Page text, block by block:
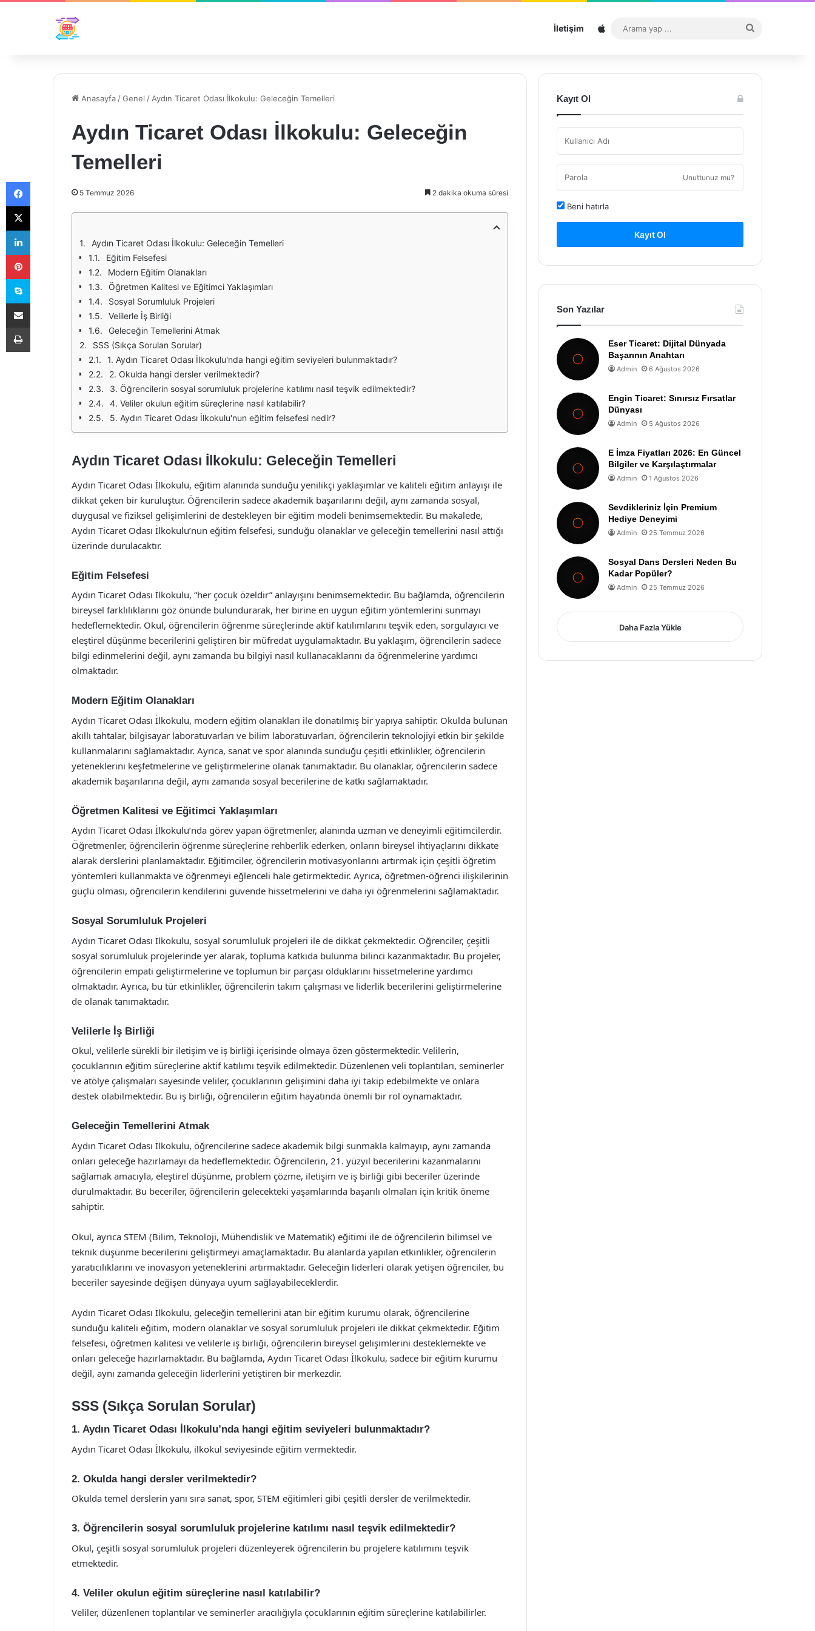
İletişim Sitemap
...
Anasayfa /Genel / Aydın Ticaret Odası İlkokulu: Geleceğin Temelleri
Aydın Ticaret Odası İlkokulu: Geleceğin
Temelleri
5 Temmuz 2026 2 dakika okuma süresi
Aydın Ticaret Odası İlkokulu: Geleceğin Temelleri
Eğitim Felsefesi
Modern Eğitim Olanakları
Öğretmen Kalitesi ve Eğitimci Yaklaşımları
Sosyal Sorumluluk Projeleri
Velilerle İş Birliği
Geleceğin Temellerini Atmak
SSS (Sıkça Sorulan Sorular)
1. Aydın Ticaret Odası İlkokulu'nda hangi eğitim seviyeleri bulunmaktadır?
2. Okulda hangi dersler verilmektedir?
3. Öğrencilerin sosyal sorumluluk projelerine katılımı nasıl teşvik edilmektedir?
4. Veliler okulun eğitim süreçlerine nasıl katılabilir?
5. Aydın Ticaret Odası İlkokulu'nun eğitim felsefesi nedir?
Aydın Ticaret Odası İlkokulu: Geleceğin Temelleri
Aydın Ticaret Odası İlkokulu, eğitim alanında sunduğu yenilikçi yaklaşımlar ve kaliteli eğitim anlayışı ile
dikkat çeken bir kuruluştur. Öğrencilerin sadece akademik başarılarını değil, aynı zamanda sosyal,
duygusal ve fiziksel gelişimlerini de destekleyen bir eğitim modeli benimsemektedir. Bu makalede,
Aydın Ticaret Odası İlkokulu’nun eğitim felsefesi, sunduğu olanaklar ve geleceğin temellerini nasıl attığı
üzerinde durulacaktır.
Eğitim Felsefesi
Aydın Ticaret Odası İlkokulu, “her çocuk özeldir” anlayışını benimsemektedir. Bu bağlamda, öğrencilerin
bireysel farklılıklarını göz önünde bulundurarak, her birine en uygun eğitim yöntemlerini sunmayı
hedeflemektedir. Okul, öğrencilerin öğrenme süreçlerinde aktif katılımlarını teşvik eden, sorgulayıcı ve
eleştirel düşünme becerilerini geliştiren bir müfredat uygulamaktadır. Bu yaklaşım, öğrencilerin sadece
bilgi edinmelerini değil, aynı zamanda bu bilgiyi nasıl kullanacaklarını da öğrenmelerine yardımcı
olmaktadır.
Modern Eğitim Olanakları
Aydın Ticaret Odası İlkokulu, modern eğitim olanakları ile donatılmış bir yapıya sahiptir. Okulda bulunan
akıllı tahtalar, bilgisayar laboratuvarları ve bilim laboratuvarları, öğrencilerin teknolojiyi etkin bir şekilde
kullanmalarını sağlamaktadır. Ayrıca, sanat ve spor alanında sunduğu çeşitli etkinlikler, öğrencilerin
yeteneklerini keşfetmelerine ve geliştirmelerine olanak tanımaktadır. Bu olanaklar, öğrencilerin sadece
akademik başarılarına değil, aynı zamanda sosyal becerilerine de katkı sağlamaktadır.
Öğretmen Kalitesi ve Eğitimci Yaklaşımları
Aydın Ticaret Odası İlkokulu’nda görev yapan öğretmenler, alanında uzman ve deneyimli eğitimcilerdir.
Öğretmenler, öğrencilerin öğrenme süreçlerine rehberlik ederken, onların bireysel ihtiyaçlarını dikkate
alarak derslerini planlamaktadır. Eğitimciler, öğrencilerin motivasyonlarını artırmak için çeşitli öğretim
yöntemleri kullanmakta ve öğrenmeyi eğlenceli hale getirmektedir. Ayrıca, öğretmen-öğrenci ilişkilerinin
güçlü olması, öğrencilerin kendilerini güvende hissetmelerini ve daha iyi öğrenmelerini sağlamaktadır.
Sosyal Sorumluluk Projeleri
Aydın Ticaret Odası İlkokulu, sosyal sorumluluk projeleri ile de dikkat çekmektedir. Öğrenciler, çeşitli
sosyal sorumluluk projelerinde yer alarak, topluma katkıda bulunma bilinci kazanmaktadır. Bu projeler,
öğrencilerin empati geliştirmelerine ve toplumun bir parçası olduklarını hissetmelerine yardımcı
olmaktadır. Ayrıca, bu tür etkinlikler, öğrencilerin takım çalışması ve liderlik becerilerini geliştirmelerine
de olanak tanımaktadır.
Velilerle İş Birliği
Okul, velilerle sürekli bir iletişim ve iş birliği içerisinde olmaya özen göstermektedir. Velilerin,
çocuklarının eğitim süreçlerine aktif katılımı teşvik edilmektedir. Düzenlenen veli toplantıları, seminerler
ve atölye çalışmaları sayesinde veliler, çocuklarının gelişimini daha iyi takip edebilmekte ve onlara
destek olabilmektedir. Bu iş birliği, öğrencilerin eğitim hayatında önemli bir rol oynamaktadır.
Geleceğin Temellerini Atmak
Aydın Ticaret Odası İlkokulu, öğrencilerine sadece akademik bilgi sunmakla kalmayıp, aynı zamanda
onları geleceğe hazırlamayı da hedeflemektedir. Öğrencilerin, 21. yüzyıl becerilerini kazanmalarını
sağlamak amacıyla, eleştirel düşünme, problem çözme, iletişim ve iş birliği gibi beceriler üzerinde
durulmaktadır. Bu beceriler, öğrencilerin gelecekteki yaşamlarında başarılı olmaları için kritik öneme
sahiptir.
Okul, ayrıca STEM (Bilim, Teknoloji, Mühendislik ve Matematik) eğitimi ile de öğrencilerin bilimsel ve
teknik düşünme becerilerini geliştirmeyi amaçlamaktadır. Bu alanlarda yapılan etkinlikler, öğrencilerin
yaratıcılıklarını ve inovasyon yeteneklerini artırmaktadır. Geleceğin liderleri olarak yetişen öğrenciler, bu
beceriler sayesinde değişen dünyaya uyum sağlayabileceklerdir.
Aydın Ticaret Odası İlkokulu, geleceğin temellerini atan bir eğitim kurumu olarak, öğrencilerine
sunduğu kaliteli eğitim, modern olanaklar ve sosyal sorumluluk projeleri ile dikkat çekmektedir. Eğitim
felsefesi, öğretmen kalitesi ve velilerle iş birliği, öğrencilerin bireysel gelişimlerini desteklemekte ve
onları geleceğe hazırlamaktadır. Bu bağlamda, Aydın Ticaret Odası İlkokulu, sadece bir eğitim kurumu
değil, aynı zamanda geleceğin liderlerini yetiştiren bir merkezdir.
SSS (Sıkça Sorulan Sorular)
1. Aydın Ticaret Odası İlkokulu’nda hangi eğitim seviyeleri bulunmaktadır?
Aydın Ticaret Odası İlkokulu, ilkokul seviyesinde eğitim vermektedir.
2. Okulda hangi dersler verilmektedir?
Okulda temel derslerin yanı sıra sanat, spor, STEM eğitimleri gibi çeşitli dersler de verilmektedir.
3. Öğrencilerin sosyal sorumluluk projelerine katılımı nasıl teşvik edilmektedir?
Okul, çeşitli sosyal sorumluluk projeleri düzenleyerek öğrencilerin bu projelere katılımını teşvik
etmektedir.
4. Veliler okulun eğitim süreçlerine nasıl katılabilir?
Veliler, düzenlenen toplantılar ve seminerler aracılığıyla çocuklarının eğitim süreçlerine katılabilirler.
Kayıt Ol
Unuttunuz mu?
Beni hatırla
Kayıt Ol
Son Yazılar
Eser Ticaret: Dijital Dünyada
Başarının Anahtarı
Admin 6 Ağustos 2026
Engin Ticaret: Sınırsız Fırsatlar
Dünyası
Admin 5 Ağustos 2026
E İmza Fiyatları 2026: En Güncel
Bilgiler ve Karşılaştırmalar
Admin 1 Ağustos 2026
Sevdikleriniz İçin Premium
Hediye Deneyimi
Admin 25 Temmuz 2026
Sosyal Dans Dersleri Neden Bu
Kadar Popüler?
Admin 25 Temmuz 2026
Daha Fazla Yükle
Facebook
X
LinkedIn
Pinterest
Skype
E-Posta ile paylaş